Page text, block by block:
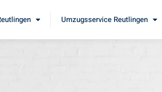
Umzugsservice Reutlingen